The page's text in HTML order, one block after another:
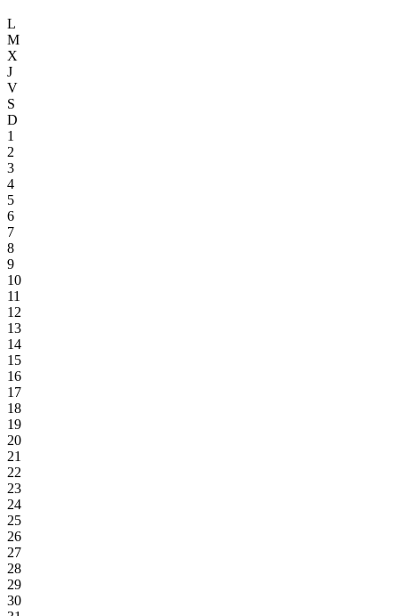
L
M
X
J
V
S
D
1
2
3
4
5
6
7
8
9
10
11
12
13
14
15
16
17
18
19
20
21
22
23
24
25
26
27
28
29
30